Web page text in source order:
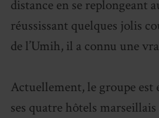
distance en se replongeant
réussissant quelques jolis
de l’Umih, il a connu une
Actuellement, le groupe est
ses quatre hôtels